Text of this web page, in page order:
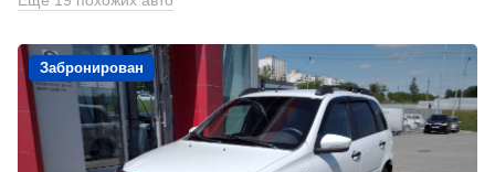
Забронирован